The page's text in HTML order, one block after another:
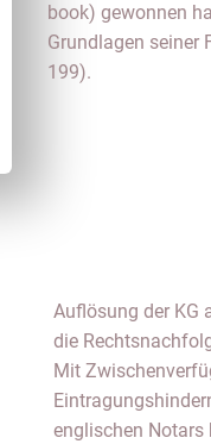
book) gewonnen
Grundlagen seiner
199).